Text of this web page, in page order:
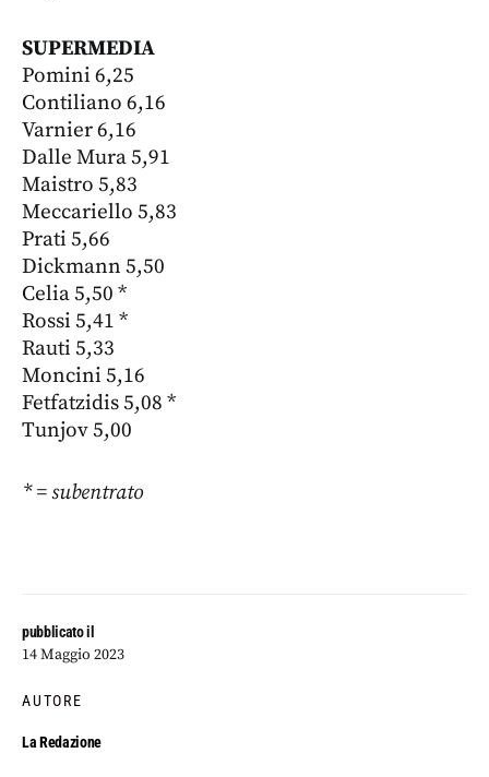
pubblicato il
14 Maggio 2023
AUTORE
La Redazione
SUPERMEDIA
Pomini 6,25
Contiliano 6,16
Varnier 6,16
Dalle Mura 5,91
Maistro 5,83
Meccariello 5,83
Prati 5,66
Dickmann 5,50
Celia 5,50 *
Rossi 5,41 *
Rauti 5,33
Moncini 5,16
Fetfatzidis 5,08 *
Tunjov 5,00
* = subentrato